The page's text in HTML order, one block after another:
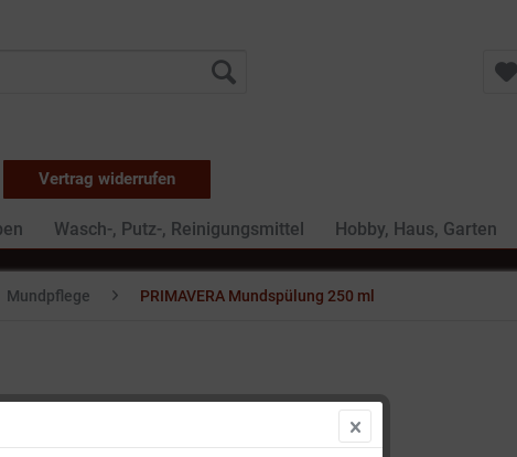
Vertrag widerrufen
Wasch-, Putz-, Reinigungsmittel Hobby, Haus, Garten
Mundpflege PRIMAVERA Mundspülung 250 ml